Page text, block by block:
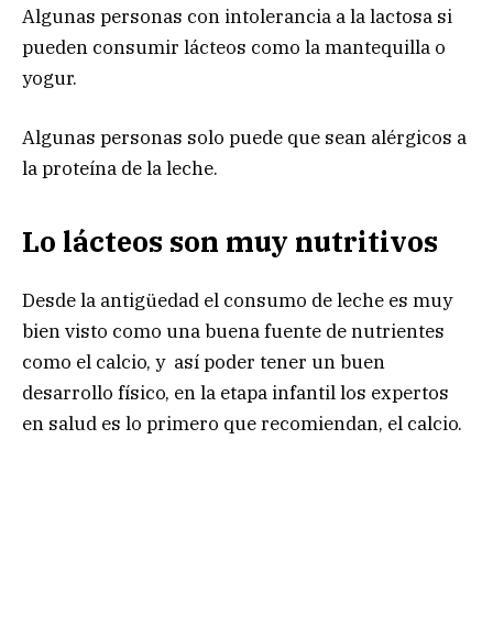
Algunas personas con intolerancia a la lactosa si
pueden consumir lácteos como la mantequilla o
yogur.
Algunas personas solo puede que sean alérgicos a
la proteína de la leche.
Lo lácteos son muy nutritivos
Desde la antigüedad el consumo de leche es muy
bien visto como una buena fuente de nutrientes
como el calcio, y así poder tener un buen
desarrollo físico, en la etapa infantil los expertos
en salud es lo primero que recomiendan, el calcio.